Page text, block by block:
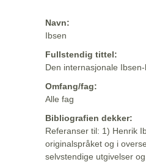
Navn:
Ibsen
Fullstendig tittel:
Den internasjonale
Omfang/fag:
Alle fag
Bibliografien dekker:
Referanser til: 1) Henrik
originalspråket og i
selvstendige utgivelser